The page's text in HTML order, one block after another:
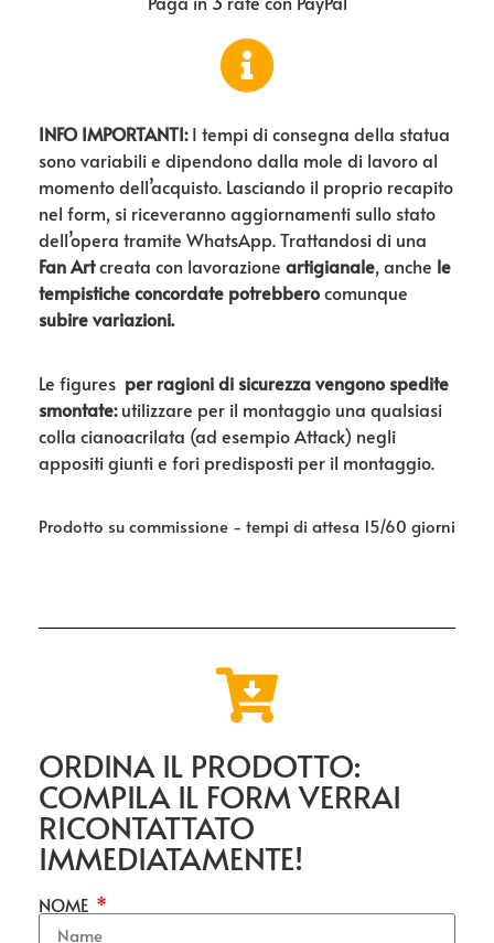
INFO IMPORTANTI:I tempi di consegna della statua
sono variabili e dipendono dalla mole di lavoro al
momento dell’acquisto. Lasciando il proprio recapito
nel form, si riceveranno aggiornamenti sullo stato
dell’opera tramite WhatsApp. Trattandosi di una
Fan Artcreata con lavorazione artigianale, anche le
tempistiche concordate potrebberocomunque
subire variazioni.
Le figures per ragioni di sicurezza vengono spedite
smontate:utilizzare per il montaggio una qualsiasi
colla cianoacrilata (ad esempio Attack) negli
appositi giunti e fori predisposti per il montaggio.
Prodotto su commissione - tempi di attesa 15/60 giorni
ORDINA IL PRODOTTO:
COMPILA IL FORM VERRAI
RICONTATTATO
IMMEDIATAMENTE!
NOME